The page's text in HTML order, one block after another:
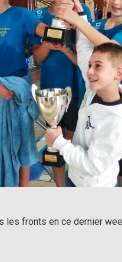
les fronts en ce dernier